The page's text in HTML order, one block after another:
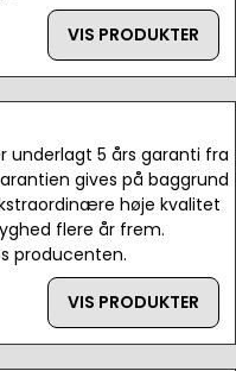
VIS PRODUKTER
underlagt 5 års garanti fra
gives på baggrund
høje kvalitet
flere år frem.
producenten.
VIS PRODUKTER